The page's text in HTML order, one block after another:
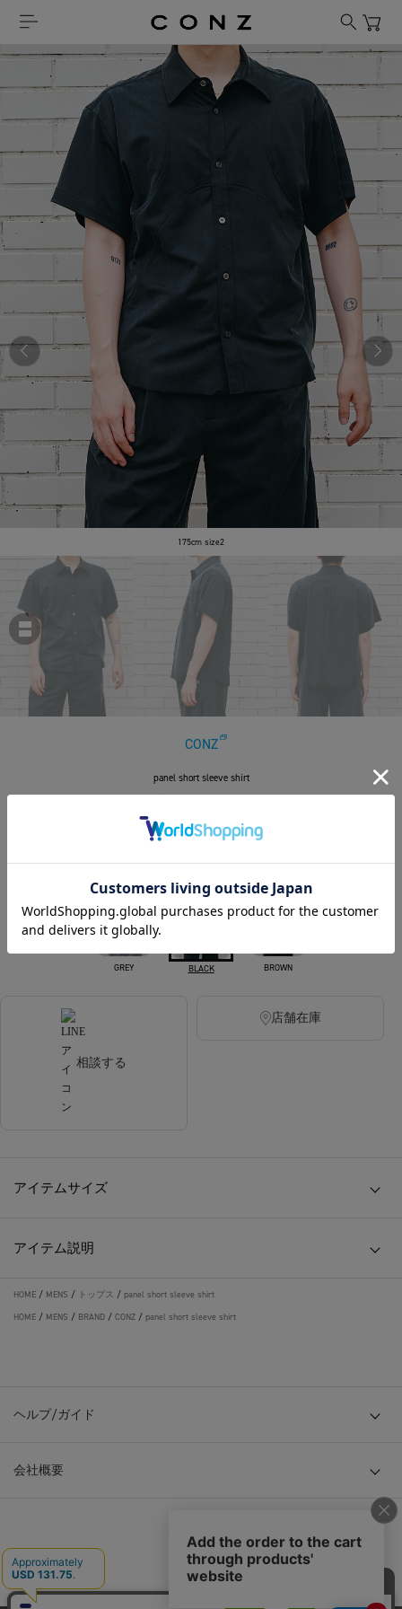
175cm size2
CONZ
panel short sleeve shirt
￥20,900
190ポイント付与
GREY BLACK BROWN
相談する
店舗在庫
アイテムサイズ
アイテム説明
HOME / MENS / トップス / panel short sleeve shirt
HOME / MENS / BRAND / CONZ / panel short sleeve shirt
ヘルプ/ガイド
会社概要